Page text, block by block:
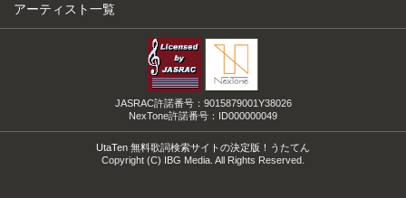
アーティスト一覧
JASRAC許諾番号：9015879001Y38026
NexTone許諾番号：ID000000049
UtaTen 無料歌詞検索サイトの決定版！うたてん
Copyright (C) IBG Media. All Rights Reserved.